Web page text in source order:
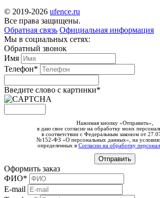
© 2019-2026 ufence.ru
Все права защищены.
Обратная связь Официальная информация
Мы в социальных сетях:
Обратный звонок
Имя
Телефон*
Введите слово c картинки*
Нажимая кнопку «Отправить»,
я даю свое согласие на обработку моих
в соответствии с Федеральным законом от
№152-ФЗ «О персональных данных», на
определенных в Согласии на обработку
Оформить заказ
ФИО*
E-mail